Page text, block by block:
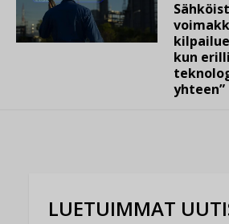
kun
yhteen”
LUETUIMMAT